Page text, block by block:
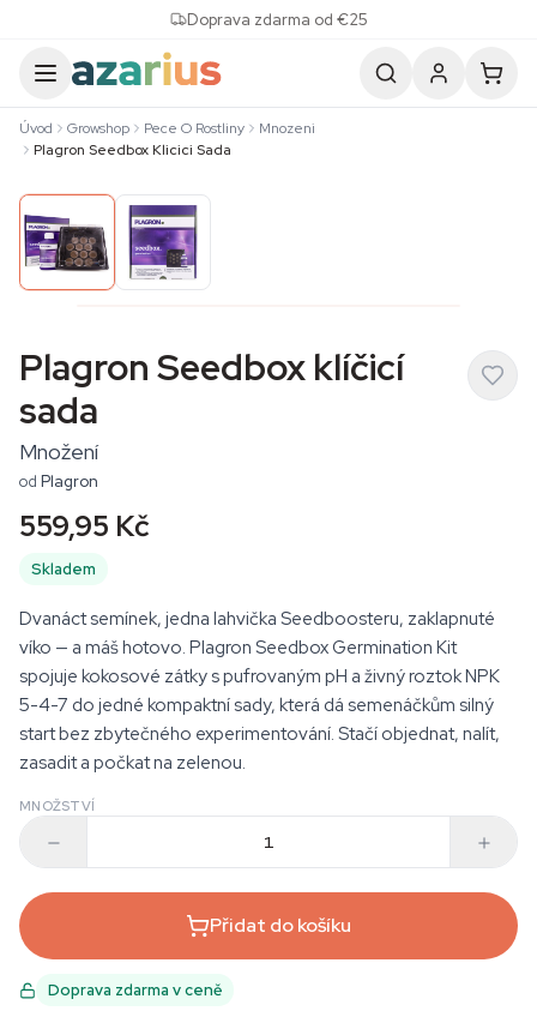
Doprava zdarma od €25
Úvod Growshop Pece O Rostliny
Mnozeni
Plagron Seedbox Klicici Sada
Plagron Seedbox klíčicí
sada
Množení
od Plagron
559,95 Kč
Skladem
Dvanáct semínek, jedna lahvička Seedboosteru, zaklapnuté
víko — a máš hotovo. Plagron Seedbox Germination Kit
spojuje kokosové zátky s pufrovaným pH a živný roztok NPK
5-4-7 do jedné kompaktní sady, která dá semenáčkům silný
start bez zbytečného experimentování. Stačí objednat, nalít,
zasadit a počkat na zelenou.
MNOŽSTVÍ
Přidat do košíku
Doprava zdarma v ceně